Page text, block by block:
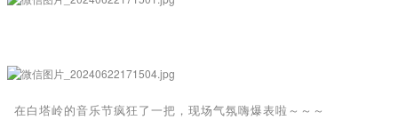
在白塔岭的音乐节疯狂了一把，现场气氛嗨爆表啦～～～